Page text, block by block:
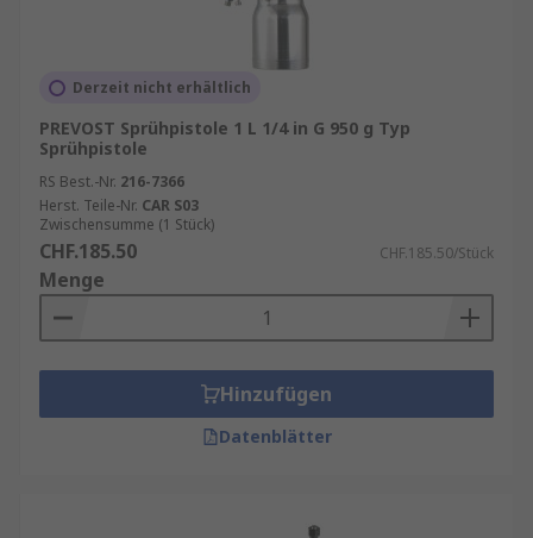
Derzeit nicht erhältlich
PREVOST Sprühpistole 1 L 1/4 in G 950 g Typ
Sprühpistole
RS Best.-Nr. 216-7366
Herst. Teile-Nr. CAR S03
Zwischensumme (1 Stück)
CHF.185.50 CHF.185.50/Stück
Menge
Hinzufügen
Datenblätter